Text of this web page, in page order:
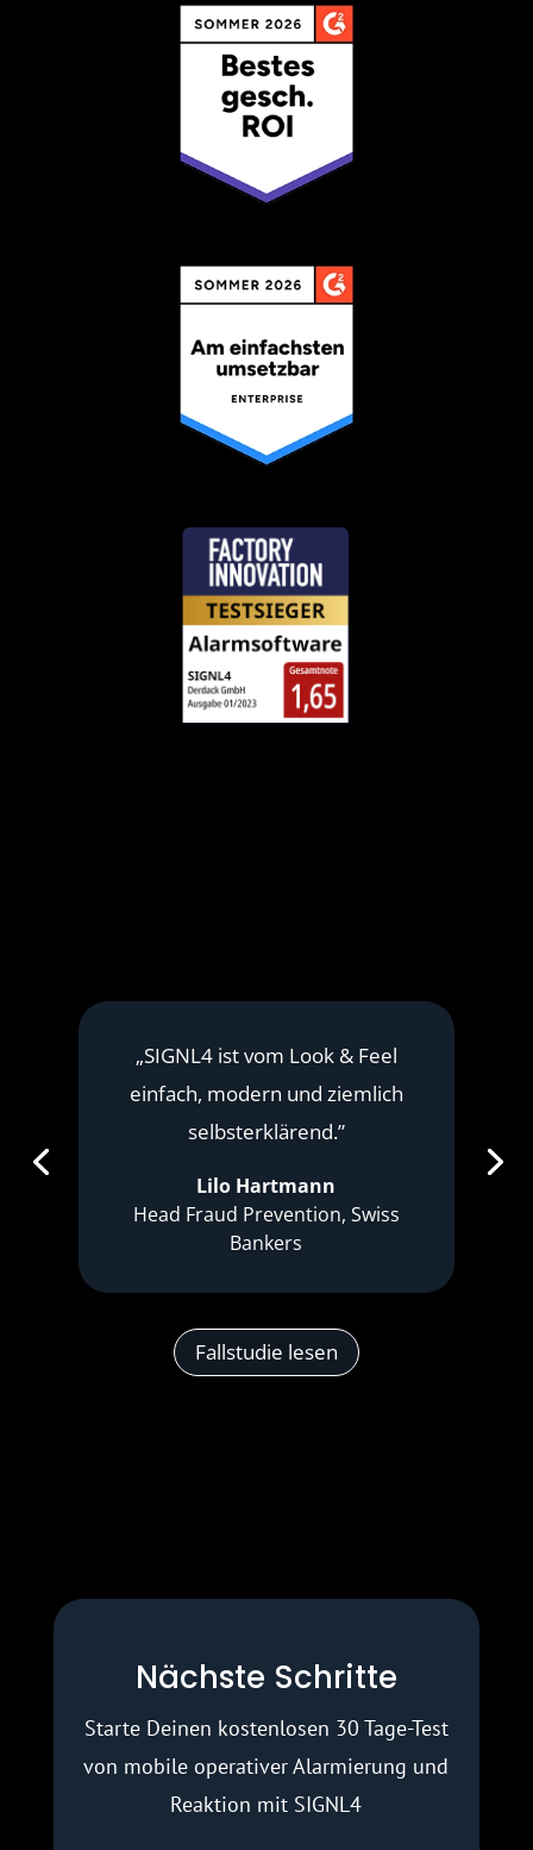
„SIGNL4 ist vom Look & Feel
einfach, modern und ziemlich
selbsterklärend.”
Lilo Hartmann
Head Fraud Prevention, Swiss
Bankers
Fallstudie lesen
Nächste Schritte
Starte Deinen kostenlosen 30 Tage-Test
von mobile operativer Alarmierung und
Reaktion mit SIGNL4